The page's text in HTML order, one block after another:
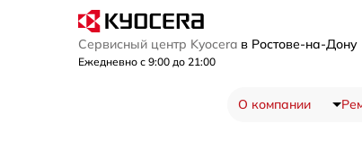
Сервисный центр Kyocera в Ростове-на-Дону
Ежедневно с 9:00 до 21:00
О компании